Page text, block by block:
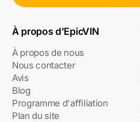
À propos d'EpicVIN
À propos de nous
Nous contacter
Avis
Blog
Programme d'affiliation
Plan du site